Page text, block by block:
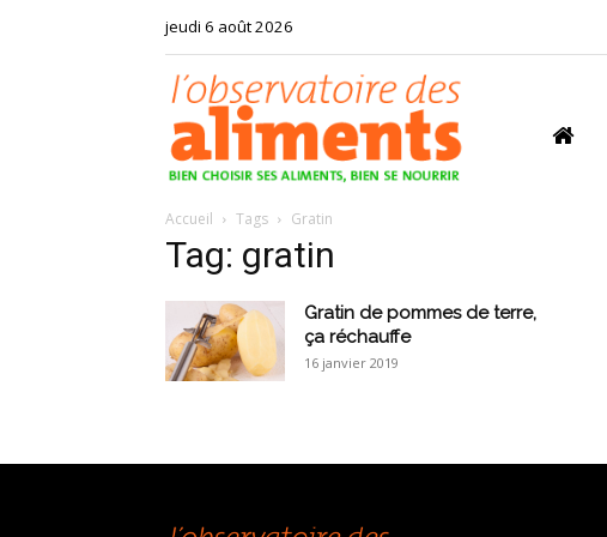
jeudi 6 août 2026
Accueil Tags Gratin
Tag: gratin
Gratin de pommes de terre,
ça réchauffe
16 janvier 2019